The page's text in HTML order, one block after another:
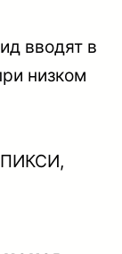
вводят в
низком